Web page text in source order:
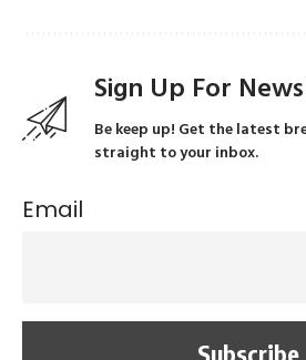
Sign Up For
Be keep up! Get the latest
straight to your inbox.
Email